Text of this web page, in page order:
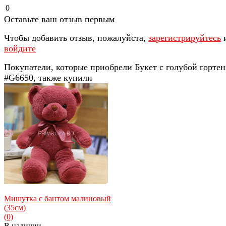
0
Оставьте ваш отзыв первым
Чтобы добавить отзыв, пожалуйста, зарегистрируйтесь
войдите
Покупатели, которые приобрели Букет с голубой
#G6650, также купили
Мишутка с бантом малиновый
(35см)
(0)